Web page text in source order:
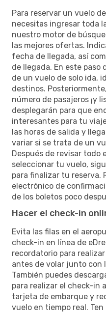
Para reservar un vuelo
necesitas ingresar toda
nuestro motor de
las mejores ofertas.
fecha de llegada, así
de llegada. En este paso
de un vuelo de solo ida,
destinos.
número de pasajeros ¡y
desplegarán para que
interesantes para tu
las horas de salida y
variar si se trata de un
Después de revisar todo
seleccionar tu vuelo,
para finalizar tu reserva.
electrónico de
de los boletos poco
Hacer el check-in
Evita las filas en el
check-in en línea de
recordatorio para
antes de volar junto con
También puedes
para realizar el check-in
tarjeta de embarque y
vuelo en tiempo real.